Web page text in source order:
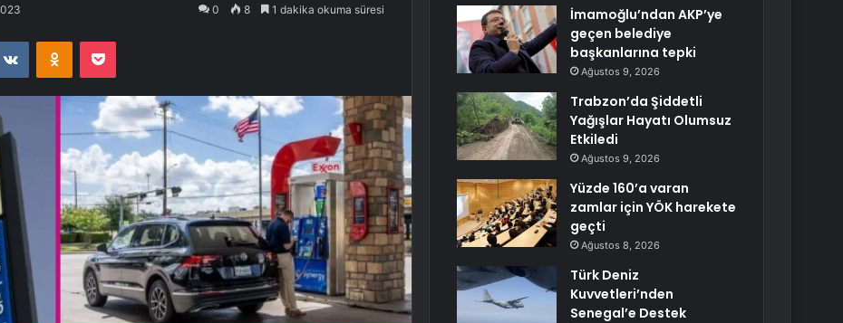
0 8 1 dakika okuma süresi
VKontakteOdnoklassniki
Pocket
İmamoğlu’ndan AKP’ye
geçen belediye
başkanlarına tepki
Ağustos 9, 2026
Trabzon’da Şiddetli
Yağışlar Hayatı Olumsuz
Etkiledi
Ağustos 9, 2026
Yüzde 160’a varan
zamlar için YÖK harekete
geçti
Ağustos 8, 2026
Türk Deniz
Kuvvetleri’nden
Senegal’e Destek